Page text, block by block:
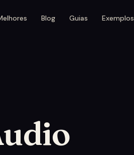
Blog Guias Exemplos